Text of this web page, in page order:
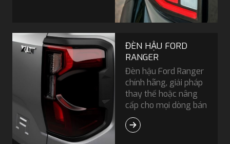
Sản phẩm góp phần
nâng cao tính thẩm
mỹ cho phần đuôi xe,
đồng thời đảm bảo
khả năng vận hành ổn
định và tương thích
với hệ thống điện của
VinFast VF3.
ĐÈN HẬU FORD
RANGER
Đèn hậu Ford Ranger
chính hãng, giải pháp
thay thế hoặc nâng
cấp cho mọi dòng bán
tải Ranger. Bảo hành
12 tháng cùng hỗ trợ